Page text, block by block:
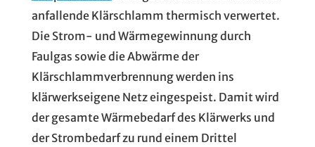
anfallende Klärschlamm thermisch verwertet.
Die Strom- und Wärmegewinnung durch
Faulgas sowie die Abwärme der
Klärschlammverbrennung werden ins
klärwerkseigene Netz eingespeist. Damit wird
der gesamte Wärmebedarf des Klärwerks und
der Strombedarf zu rund einem Drittel